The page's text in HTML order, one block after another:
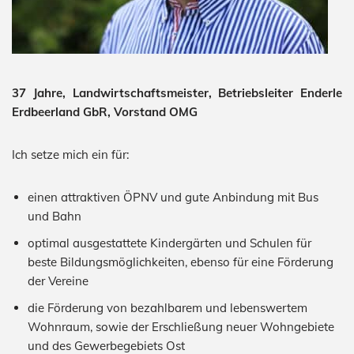
37 Jahre, Landwirtschaftsmeister, Betriebsleiter Enderle
Erdbeerland GbR, Vorstand OMG
Ich setze mich ein für:
einen attraktiven ÖPNV und gute Anbindung mit Bus
und Bahn
optimal ausgestattete Kindergärten und Schulen für
beste Bildungsmöglichkeiten, ebenso für eine Förderung
der Vereine
die Förderung von bezahlbarem und lebenswertem
Wohnraum, sowie der Erschließung neuer Wohngebiete
und des Gewerbegebiets Ost